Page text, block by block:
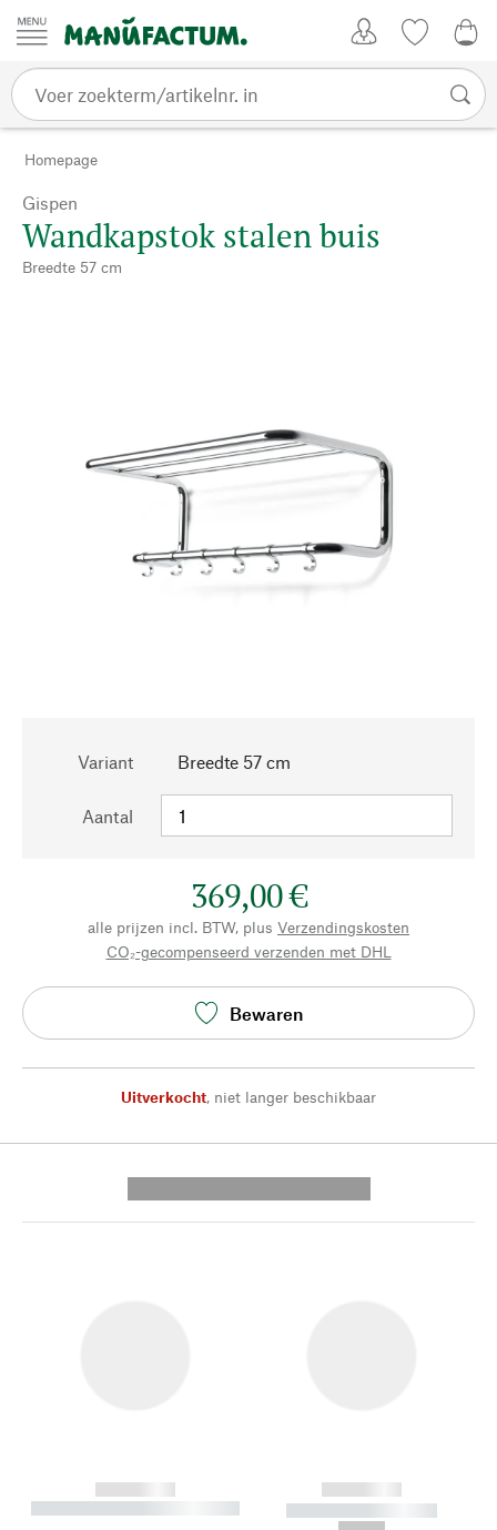
Passer au contenu
Homepage
Gispen
Wandkapstok stalen buis
Breedte 57 cm
Variant Breedte 57 cm
Aantal
369,00 €
alle prijzen incl. BTW, plus Verzendingskosten
CO₂-gecompenseerd verzenden met DHL
Bewaren
Uitverkocht, niet langer beschikbaar
------------
----------- ----------- --------
------------
----------- -----------